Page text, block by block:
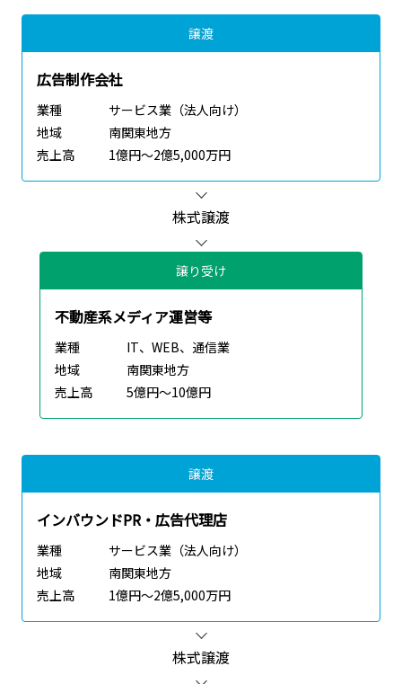
譲渡
広告制作会社
業種
サービス業（法人向け）
地域
南関東地方
売上高
1億円～2億5,000万円
株式譲渡
譲り受け
不動産系メディア運営等
業種
IT、WEB、通信業
地域
南関東地方
売上高
5億円～10億円
譲渡
インバウンドPR・広告代理店
業種
サービス業（法人向け）
地域
南関東地方
売上高
1億円～2億5,000万円
株式譲渡